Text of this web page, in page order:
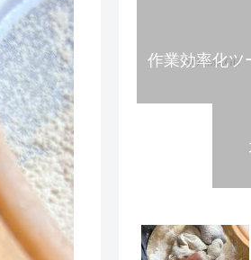
作業効率化ツ